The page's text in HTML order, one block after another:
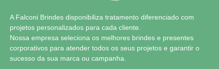
A Falconi Brindes disponibiliza tratamento diferenciado com
projetos personalizados para cada cliente.
Nossa empresa seleciona os melhores brindes e presentes
corporativos para atender todos os seus projetos e garantir o
sucesso da sua marca ou campanha.